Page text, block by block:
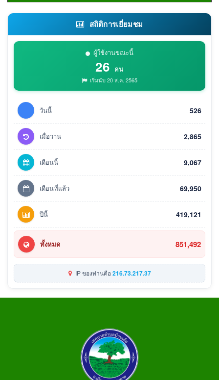
สถิติการเยี่ยมชม
ผู้ใช้งานขณะนี้
26 คน
เริ่มนับ 20 ส.ค. 2565
วันนี้ 526
เมื่อวาน 2,865
เดือนนี้ 9,067
เดือนที่แล้ว 69,950
ปีนี้ 419,121
ทั้งหมด 851,492
IP ของท่านคือ216.73.217.37